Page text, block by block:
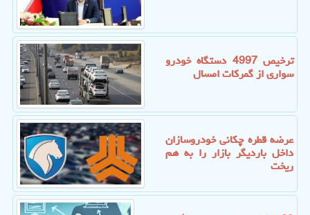
ترخیص 4997 دستگاه خودرو
سواری از گمرکات امسال
عرضه قطره چکانی خودروسازان
داخل باردیگر بازار را به هم
ریخت